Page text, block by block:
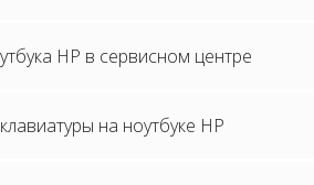
HP в сервисном центре
на ноутбуке HP